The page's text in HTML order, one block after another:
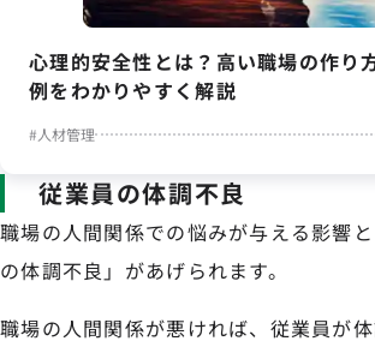
心理的安全性とは？高い職場の作り
例をわかりやすく解説
#人材管理
従業員の体調不良
職場の人間関係での悩みが与える影響
の体調不良」があげられます。
職場の人間関係が悪ければ、従業員が